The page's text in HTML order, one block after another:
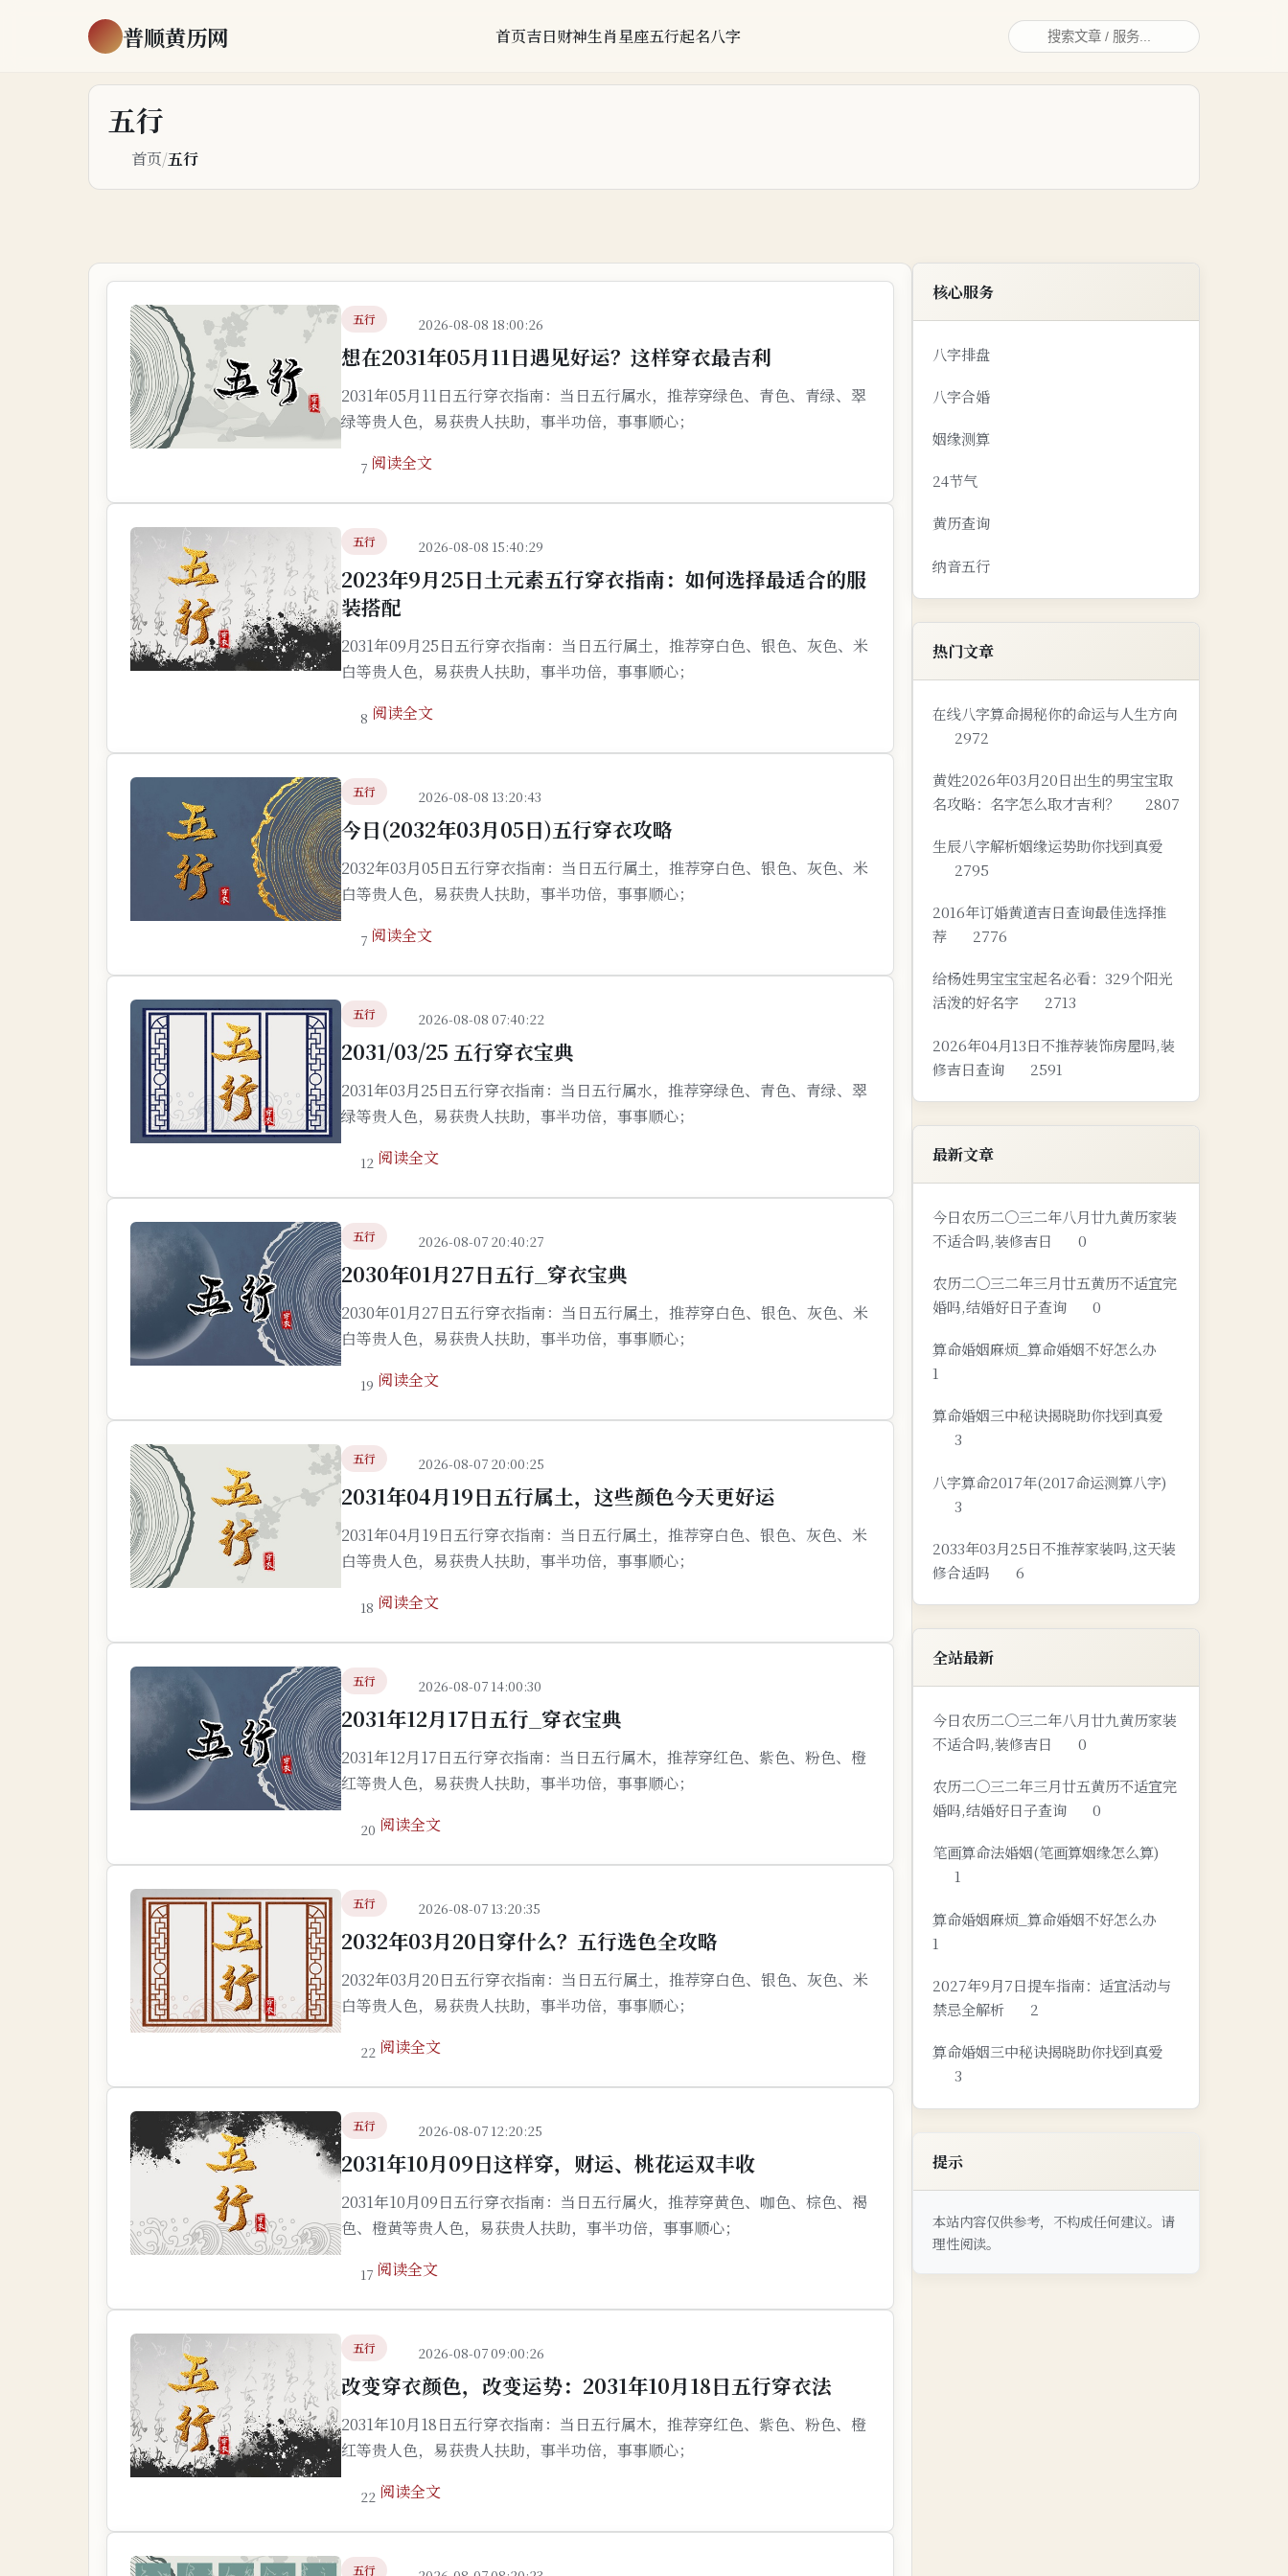
普顺黄历网 首页吉日财神生肖星座五行起名八字
五行
首页/五行
五行 2026-08-08 18:00:26
想在2031年05月11日遇见好运？这样穿衣最吉利
2031年05月11日五行穿衣指南：当日五行属水，推荐穿绿色、青色、青绿、翠
绿等贵人色，易获贵人扶助，事半功倍，事事顺心；
7 阅读全文
五行 2026-08-08 15:40:29
2023年9月25日土元素五行穿衣指南：如何选择最适合的服
装搭配
2031年09月25日五行穿衣指南：当日五行属土，推荐穿白色、银色、灰色、米
白等贵人色，易获贵人扶助，事半功倍，事事顺心；
8 阅读全文
五行 2026-08-08 13:20:43
今日(2032年03月05日)五行穿衣攻略
2032年03月05日五行穿衣指南：当日五行属土，推荐穿白色、银色、灰色、米
白等贵人色，易获贵人扶助，事半功倍，事事顺心；
7 阅读全文
五行 2026-08-08 07:40:22
2031/03/25 五行穿衣宝典
2031年03月25日五行穿衣指南：当日五行属水，推荐穿绿色、青色、青绿、翠
绿等贵人色，易获贵人扶助，事半功倍，事事顺心；
12 阅读全文
五行 2026-08-07 20:40:27
2030年01月27日五行_穿衣宝典
2030年01月27日五行穿衣指南：当日五行属土，推荐穿白色、银色、灰色、米
白等贵人色，易获贵人扶助，事半功倍，事事顺心；
19 阅读全文
五行 2026-08-07 20:00:25
2031年04月19日五行属土，这些颜色今天更好运
2031年04月19日五行穿衣指南：当日五行属土，推荐穿白色、银色、灰色、米
白等贵人色，易获贵人扶助，事半功倍，事事顺心；
18 阅读全文
五行 2026-08-07 14:00:30
2031年12月17日五行_穿衣宝典
2031年12月17日五行穿衣指南：当日五行属木，推荐穿红色、紫色、粉色、橙
红等贵人色，易获贵人扶助，事半功倍，事事顺心；
20 阅读全文
五行 2026-08-07 13:20:35
2032年03月20日穿什么？五行选色全攻略
2032年03月20日五行穿衣指南：当日五行属土，推荐穿白色、银色、灰色、米
白等贵人色，易获贵人扶助，事半功倍，事事顺心；
22 阅读全文
五行 2026-08-07 12:20:25
2031年10月09日这样穿，财运、桃花运双丰收
2031年10月09日五行穿衣指南：当日五行属火，推荐穿黄色、咖色、棕色、褐
色、橙黄等贵人色，易获贵人扶助，事半功倍，事事顺心；
17 阅读全文
五行 2026-08-07 09:00:26
改变穿衣颜色，改变运势：2031年10月18日五行穿衣法
2031年10月18日五行穿衣指南：当日五行属木，推荐穿红色、紫色、粉色、橙
红等贵人色，易获贵人扶助，事半功倍，事事顺心；
22 阅读全文
五行
核心服务
八字排盘
八字合婚
姻缘测算
24节气
黄历查询
纳音五行
热门文章
在线八字算命揭秘你的命运与人生方向
2972
黄姓2026年03月20日出生的男宝宝取
名攻略：名字怎么取才吉利？
2807
生辰八字解析姻缘运势助你找到真爱
2795
2016年订婚黄道吉日查询最佳选择推
荐
2776
给杨姓男宝宝宝起名必看：329个阳光
活泼的好名字
2713
2026年04月13日不推荐装饰房屋吗,装
修吉日查询
2591
最新文章
今日农历二〇三二年八月廿九黄历家装
不适合吗,装修吉日
0
农历二〇三二年三月廿五黄历不适宜完
婚吗,结婚好日子查询
0
算命婚姻麻烦_算命婚姻不好怎么办
1
算命婚姻三中秘诀揭晓助你找到真爱
3
八字算命2017年(2017命运测算八字)
3
2033年03月25日不推荐家装吗,这天装
修合适吗
6
全站最新
今日农历二〇三二年八月廿九黄历家装
不适合吗,装修吉日
0
农历二〇三二年三月廿五黄历不适宜完
婚吗,结婚好日子查询
0
笔画算命法婚姻(笔画算姻缘怎么算)
1
算命婚姻麻烦_算命婚姻不好怎么办
1
2027年9月7日提车指南：适宜活动与
禁忌全解析
2
算命婚姻三中秘诀揭晓助你找到真爱
3
提示
本站内容仅供参考，不构成任何建议。请
理性阅读。